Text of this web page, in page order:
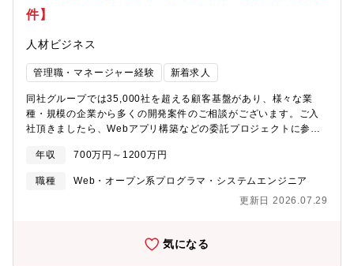
件】
人材ビジネス
管理職・マネージャー経験 新着求人
同社グループでは35,000社を超える顧客基盤があり、様々な業
種・規模の企業から多くの開発案件のご相談がございます。ご入
社頂きましたら、Webアプリ構築などの委託プロジェクトに参画
術を積極的に取り入れる風土のあるプロジェクトです。■リーダー
として、メンバー労務管理、進捗管理、品質チェック、メンバー
マネジメント、育成等を担当いただきます。エンドユーザー様と
のやり取りも担当いただきます。■工程：設計～製造～システムテ
コミュニケーション量は多めです。◆PJ例流通・サービス業：約5
年収 700万円～1200万円
職種
Web・オープン系プログラマ・システムエンジニア
更新日 2026.07.29
気になる